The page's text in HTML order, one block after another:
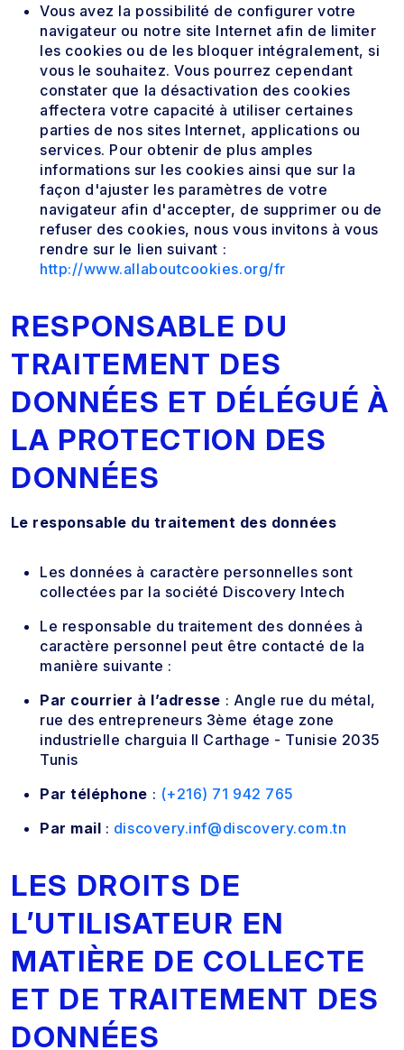
Vous avez la possibilité de configurer votre
navigateur ou notre site Internet afin de limiter
les cookies ou de les bloquer intégralement, si
vous le souhaitez. Vous pourrez cependant
constater que la désactivation des cookies
affectera votre capacité à utiliser certaines
parties de nos sites Internet, applications ou
services. Pour obtenir de plus amples
informations sur les cookies ainsi que sur la
façon d'ajuster les paramètres de votre
navigateur afin d'accepter, de supprimer ou de
refuser des cookies, nous vous invitons à vous
rendre sur le lien suivant :
http://www.allaboutcookies.org/fr
RESPONSABLE DU
TRAITEMENT DES
DONNÉES ET DÉLÉGUÉ À
LA PROTECTION DES
DONNÉES
Le responsable du traitement des données
Les données à caractère personnelles sont
collectées par la société Discovery Intech
Le responsable du traitement des données à
caractère personnel peut être contacté de la
manière suivante :
Par courrier à l’adresse : Angle rue du métal,
rue des entrepreneurs 3ème étage zone
industrielle charguia II Carthage - Tunisie 2035
Tunis
Par téléphone : (+216) 71 942 765
Par mail : discovery.inf@discovery.com.tn
LES DROITS DE
L’UTILISATEUR EN
MATIÈRE DE COLLECTE
ET DE TRAITEMENT DES
DONNÉES